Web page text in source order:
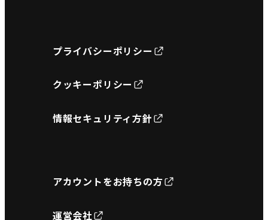
プライバシーポリシー
クッキーポリシー
情報セキュリティ方針
アカウントをお持ちの方
運営会社